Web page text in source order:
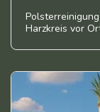
Harzkreis vor